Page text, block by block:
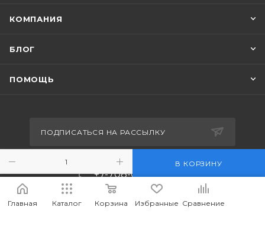
В КОРЗИНУ
КОМПАНИЯ
БЛОГ
ПОМОЩЬ
ПОДПИСАТЬСЯ НА РАССЫЛКУ
+7-708-036-8442
m_forwork@mail.ru
Главная Каталог Корзина Избранные Сравнение